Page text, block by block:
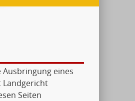
eines
Landgericht
Seiten